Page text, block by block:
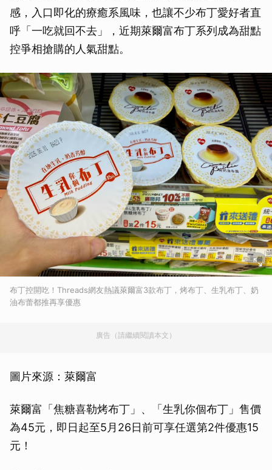
感，入口即化的療癒系風味，也讓不少布丁愛好者直
呼「一吃就回不去」，近期萊爾富布丁系列成為甜點
控爭相搶購的人氣甜點。
布丁控開吃！Threads網友熱議萊爾富3款布丁，烤布丁、生乳布丁、奶
油布蕾都推再享優惠
廣告（請繼續閱讀本文）
圖片來源：萊爾富
萊爾富「焦糖喜勒烤布丁」、「生乳你個布丁」售價
為45元，即日起至5月26日前可享任選第2件優惠15
元！